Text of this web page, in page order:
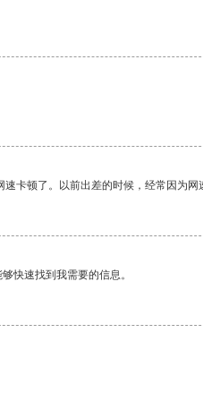
顿了。以前出差的时候，经常因为
快速找到我需要的信息。